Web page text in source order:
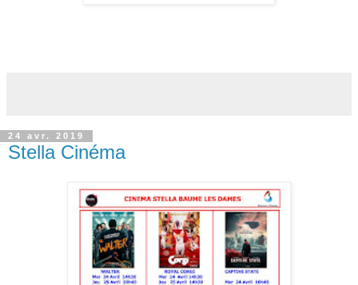
24 avr. 2019
Stella Cinéma